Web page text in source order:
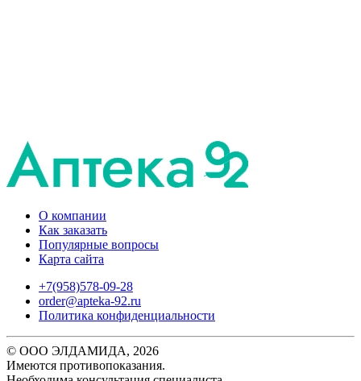
О компании
Как заказать
Популярные вопросы
Карта сайта
+7(958)578-09-28
order@apteka-92.ru
Политика конфиденциальности
© ООО ЭЛДАМИДА, 2026
Имеются противопоказания.